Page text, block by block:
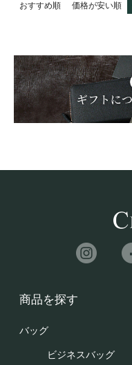
おすすめ順 価格が安い順
商品を探す
バッグ
ビジネスバッグ